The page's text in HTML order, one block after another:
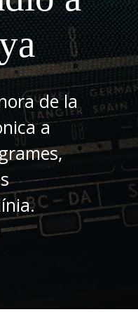
de la
a